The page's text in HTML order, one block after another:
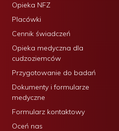
Opieka NFZ
Placówki
Cennik świadczeń
Opieka medyczna dla
cudzoziemców
Przygotowanie do badań
Dokumenty i formularze
medyczne
Formularz kontaktowy
Oceń nas